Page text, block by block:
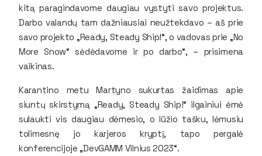
kitą paragindavome daugiau vystyti savo projektus.
Darbo valandų tam dažniausiai neužtekdavo – aš prie
savo projekto „Ready, Steady Ship!“, o vadovas prie „No
More Snow“ sėdėdavome ir po darbo“, – prisimena
vaikinas.
Karantino metu Martyno sukurtas žaidimas apie
siuntų skirstymą „Ready, Steady Ship!“ ilgainiui ėmė
sulaukti vis daugiau dėmesio, o lūžio tašku, lėmusiu
tolimesnę jo karjeros kryptį, tapo pergalė
konferencijoje „DevGAMM Vilnius 2023“.